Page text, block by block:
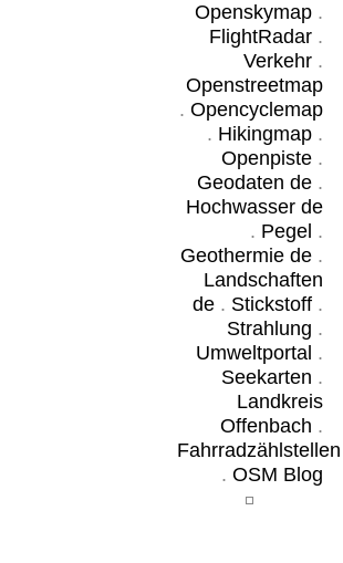
Openskymap.
FlightRadar.
Verkehr.
Openstreetmap
. Opencyclemap
. Hikingmap.
Openpiste.
Geodaten de.
Hochwasser de
. Pegel .
Geothermie de.
Landschaften
de. Stickstoff.
Strahlung .
Umweltportal .
Seekarten .
Landkreis
Offenbach .
Fahrradzählstellen
. OSM Blog